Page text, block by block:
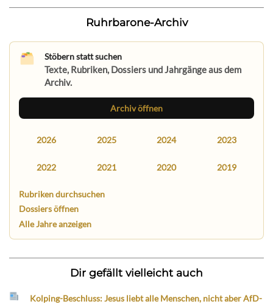
Ruhrbarone-Archiv
Stöbern statt suchen
Texte, Rubriken, Dossiers und Jahrgänge aus dem
Archiv.
Archiv öffnen
2026 2025 2024 2023
2022 2021 2020 2019
Rubriken durchsuchen
Dossiers öffnen
Alle Jahre anzeigen
Dir gefällt vielleicht auch
Kolping-Beschluss: Jesus liebt alle Menschen, nicht aber AfD-